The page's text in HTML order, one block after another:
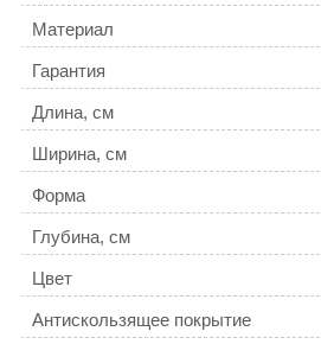
Материал
Гарантия
Длина, см
Ширина, см
Форма
Глубина, см
Цвет
Антискользящее покрытие